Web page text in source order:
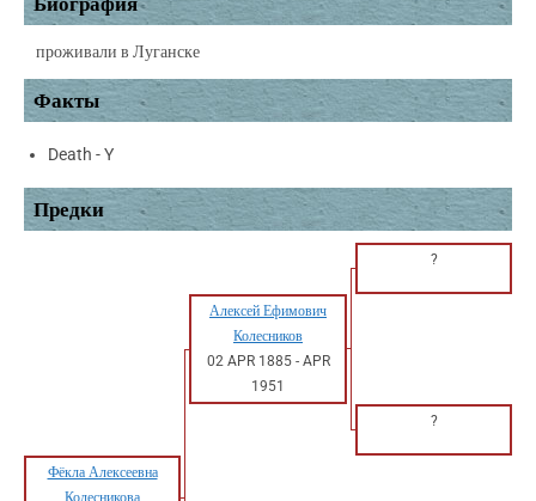
проживали в Луганске
Факты
Death - Y
Предки
?
Алексей Ефимович
Колесников
02 APR 1885- APR
1951
?
Фёкла Алексеевна
Колесникова